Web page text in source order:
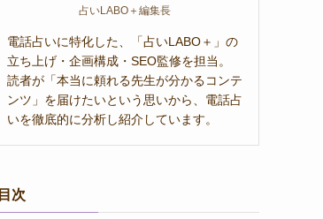
占いLABO＋編集長
電話占いに特化した、「占いLABO＋」の
立ち上げ・企画構成・SEO監修を担当。
読者が「本当に頼れる先生が分かるコンテ
ンツ」を届けたいという思いから、電話占
いを徹底的に分析し紹介しています。
目次